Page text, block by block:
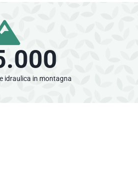
idraulica in montagna